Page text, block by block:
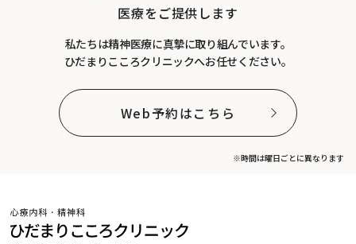
医療をご提供します
私たちは精神医療に真摯に取り組んでいます。
ひだまりこころクリニックへお任せください。
Web予約はこちら
※時間は曜日ごとに異なります